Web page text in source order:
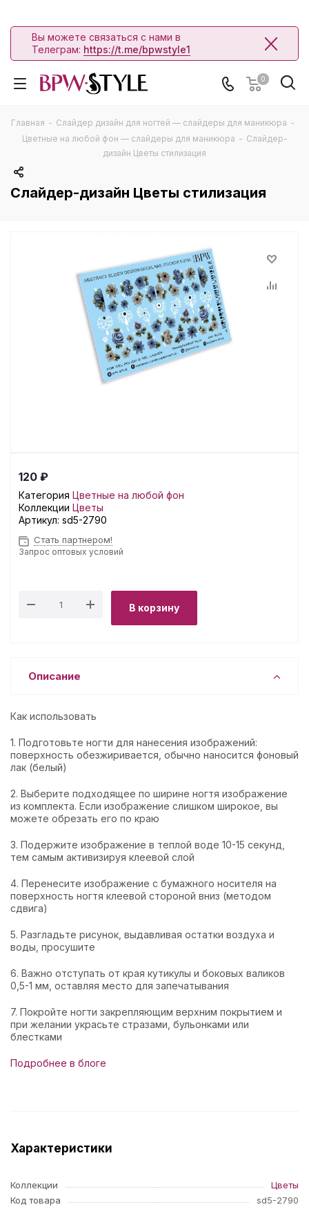
Вы можете связаться с нами в
Телеграм: https://t.me/bpwstyle1
0
Главная - Слайдер дизайн для ногтей — слайдеры для маникюра -
Цветные на любой фон — слайдеры для маникюра - Слайдер-
дизайн Цветы стилизация
Слайдер-дизайн Цветы стилизация
120 ₽
Категория Цветные на любой фон
Коллекции Цветы
Артикул: sd5-2790
Стать партнером!
Запрос оптовых условий
В корзину
Описание
Как использовать
1. Подготовьте ногти для нанесения изображений:
поверхность обезжиривается, обычно наносится фоновый
лак (белый)
2. Выберите подходящее по ширине ногтя изображение
из комплекта. Если изображение слишком широкое, вы
можете обрезать его по краю
3. Подержите изображение в теплой воде 10-15 секунд,
тем самым активизируя клеевой слой
4. Перенесите изображение с бумажного носителя на
поверхность ногтя клеевой стороной вниз (методом
сдвига)
5. Разгладьте рисунок, выдавливая остатки воздуха и
воды, просушите
6. Важно отступать от края кутикулы и боковых валиков
0,5-1 мм, оставляя место для запечатывания
7. Покройте ногти закрепляющим верхним покрытием и
при желании украсьте стразами, бульонками или
блестками
Подробнее в блоге
Характеристики
Коллекции
Цветы
Код товара
sd5-2790